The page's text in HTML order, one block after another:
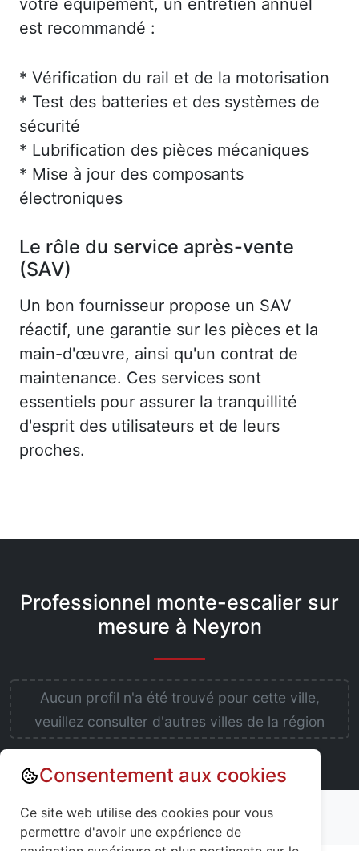
est recommandé :
* Vérification du rail et de la motorisation
* Test des batteries et des systèmes de
sécurité
* Lubrification des pièces mécaniques
* Mise à jour des composants
électroniques
Le rôle du service après-vente
(SAV)
Un bon fournisseur propose un SAV
réactif, une garantie sur les pièces et la
main-d'œuvre, ainsi qu'un contrat de
maintenance. Ces services sont
essentiels pour assurer la tranquillité
d'esprit des utilisateurs et de leurs
proches.
Professionnel monte-escalier sur
mesure à Neyron
Aucun profil n'a été trouvé pour cette ville,
veuillez consulter d'autres villes de la région
Annuaire : Monte escalier
Ain (01)
Neyron (01700)
Consentement aux cookies
Ce site web utilise des cookies pour vous
permettre d'avoir une expérience de